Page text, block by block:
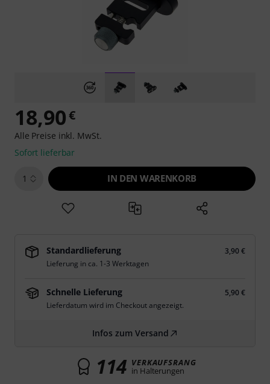
18,90€
Alle Preise inkl. MwSt.
Sofort lieferbar
1 IN DEN WARENKORB
Standardlieferung
3,90 €
Lieferung in ca. 1-3 Werktagen
Schnelle Lieferung
5,90 €
Lieferdatum wird im Checkout angezeigt.
Infos zum Versand
114 VERKAUFSRANG
in Halterungen